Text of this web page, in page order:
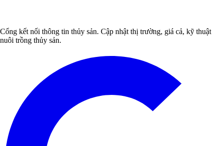
Cổng kết nối thông tin thủy sản. Cập nhật thị trường, giá cả, kỹ thuật
nuôi trồng thủy sản.